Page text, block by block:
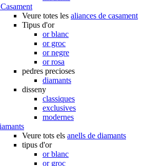
Veure totes les aliances de casament
Tipus d'or
or blanc
or groc
or negre
or rosa
pedres precioses
diamants
disseny
classiques
exclusives
modernes
Veure tots els anells de diamants
tipus d'or
or blanc
or groc